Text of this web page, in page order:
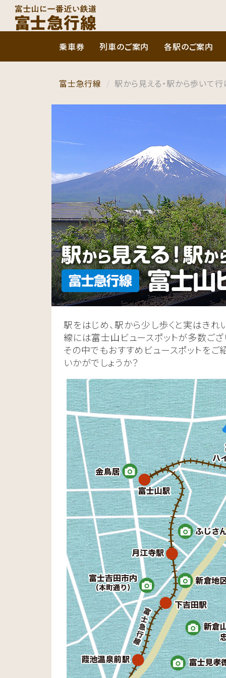
乗車券 列車のご案内 各駅のご案内
富士急行線 駅から見える・駅から歩いて
駅をはじめ、駅から少し歩くと実はき
線には富士山ビュースポットが多数ござ
その中でもおすすめビュースポットを
いかがでしょうか？